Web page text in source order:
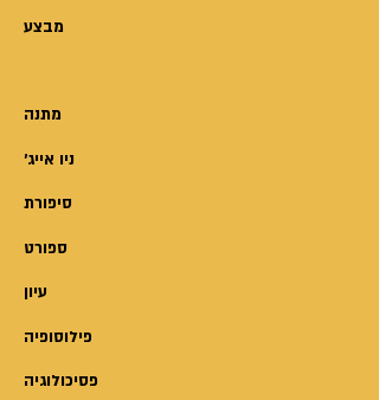
מבצע
מתנה
'ניו אייג
סיפורת
ספורט
עיון
פילוסופיה
פסיכולוגיה